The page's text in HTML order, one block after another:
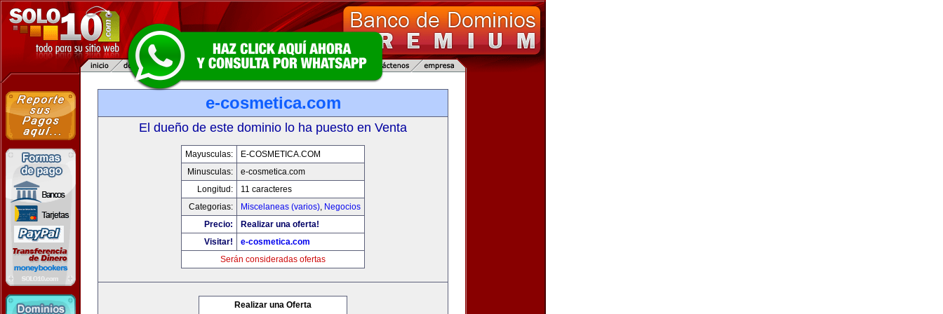
e-cosmetica.com
El dueño de este dominio lo ha puesto en Venta
Mayusculas:
E-COSMETICA.COM
Minusculas:
e-cosmetica.com
Longitud:
11 caracteres
Categorias:
Miscelaneas (varios), Negocios
Precio:
Realizar una oferta!
Visitar!
e-cosmetica.com
Serán consideradas ofertas
Realizar una Oferta